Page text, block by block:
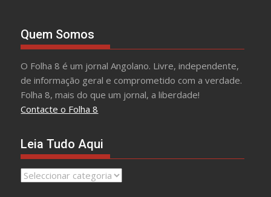
Quem Somos
O Folha 8 é um jornal Angolano. Livre, independente,
de informação geral e comprometido com a verdade.
Folha 8, mais do que um jornal, a liberdade!
Contacte o Folha 8
Leia Tudo Aqui
Leia